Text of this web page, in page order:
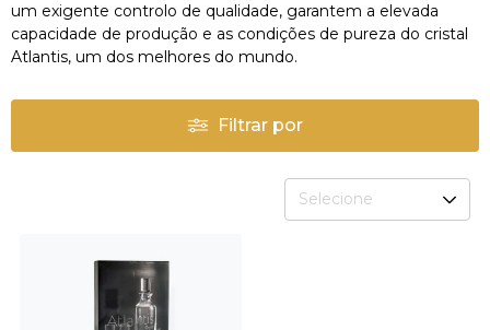
um exigente controlo de qualidade, garantem a elevada
capacidade de produção e as condições de pureza do cristal
Atlantis, um dos melhores do mundo.
Filtrar por
Selecione